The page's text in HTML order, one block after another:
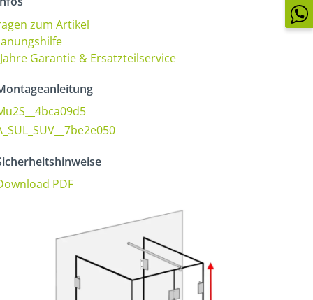
zum Artikel
Garantie & Ersatzteilservice
PDF